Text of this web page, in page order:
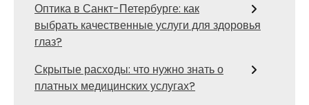
Оптика в Санкт-Петербурге: как
выбрать качественные услуги для здоровья
глаз?
Скрытые расходы: что нужно знать о
платных медицинских услугах?